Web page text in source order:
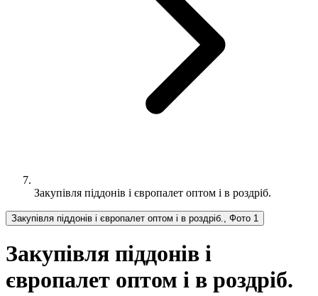
Закупівля піддонів і європалет оптом і в роздріб.
Закупівля піддонів і європалет оптом і в роздріб., Фото 1
Закупівля піддонів і
європалет оптом і в роздріб.